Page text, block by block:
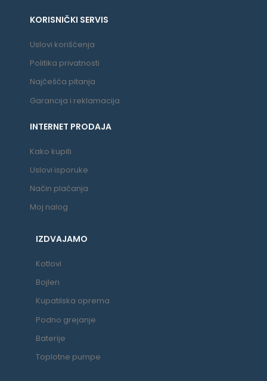
KORISNIČKI SERVIS
Uslovi korišćenja
Politika privatnosti
Najčešća pitanja
Garancija i reklamacija
INTERNET PRODAJA
Kako kupiti
Uslovi isporuke
Način plaćanja
Moj nalog
IZDVAJAMO
Kotlovi
Bojleri
Kupatilska oprema
Podno grejanje
Baterije
Toplotne pumpe